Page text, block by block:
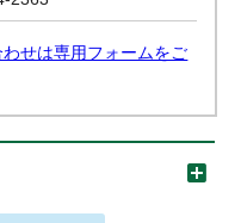
せは専用フォームをご